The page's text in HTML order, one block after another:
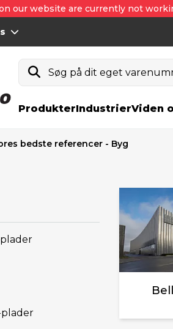
our website are currently not
Søg på dit eget
ProdukterIndustrierViden
bedste referencer - Byg
plader